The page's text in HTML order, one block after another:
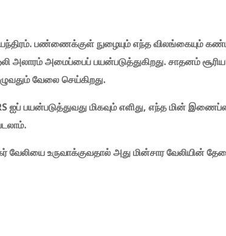
பண்ணைக்குள் நுழையும்எந்தவிலங்கையும்
அலாரம்அமைப்பைப்பயன்படுத்துகிறது.சாதனம்சூரிய
வேலைசெய்கிறது.
ஐப்பயன்படுத்துவதுமிகவும்எளிது, எந்தமின்
வேலியைஉருவாக்குவதால்அதுமின்சாரவேலியின்